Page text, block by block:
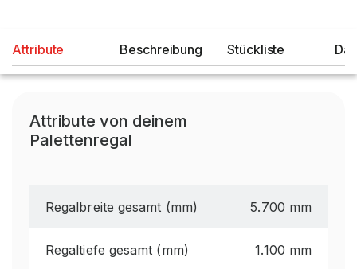
Attribute Beschreibung Stückliste
Attribute von deinem
Palettenregal
Regalbreite gesamt (mm) 5.700 mm
Regaltiefe gesamt (mm) 1.100 mm